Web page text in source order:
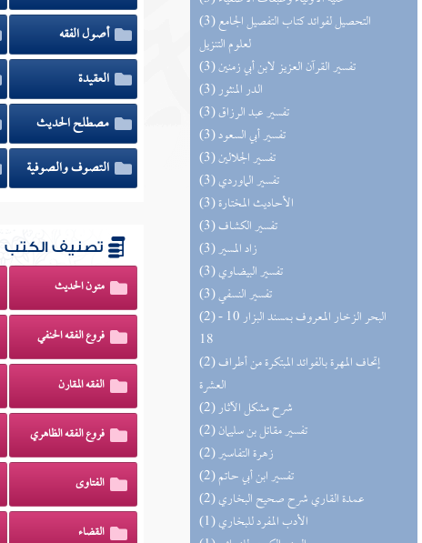
(3) التحصيل لفوائد كتاب التفصيل الجامع
لعلوم التنزيل
(3) تفسير القرآن العزيز لابن أبي زمنين
(3) الدر المنثور
(3) تفسير عبد الرزاق
(3) تفسير أبي السعود
(3) تفسير الجلالين
(3) تفسير الماوردي
(3) الأحاديث المختارة
(3) تفسير الكشاف
(3) زاد المسير
(3) تفسير البيضاوي
(3) تفسير النسفي
(2) البحر الزخار المعروف بمسند البزار 10 -
18
(2) إتحاف المهرة بالفوائد المبتكرة من أطراف
العشرة
(2) شرح مشكل الآثار
(2) تفسير مقاتل بن سليمان
(2) زهرة التفاسير
(2) تفسير ابن أبي حاتم
(2) عمدة القاري شرح صحيح البخاري
(1) الأدب المفرد للبخاري
أصول الفقه
العقيدة
مصطلح الحديث
التصوف والصوفية
تصنيف الكتب
متون الحديث
فروع الفقه الحنفي
الفقه المقارن
فروع الفقه الظاهري
الفتاوى
القضاء